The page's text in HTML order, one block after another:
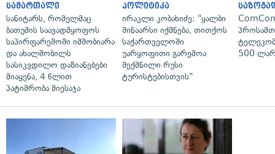
სამართალი
სანიტარს, რომელმაც
ბათუმის საავადმყოფოს
საპირფარეშოში იმშობიარა
და ახალშობილს
სასიკვდილო დაზიანებები
მიაყენა, 4 წლით
პატიმრობა მიესაჯა
პოლიტიკა
ირაკლი კობახიძე: "ყალბი
შინაარსი იქმნება, თითქოს
საქართველოში
უარყოფითი გარემოა
შექმნილი რუსი
ტურისტებისთვის"
500